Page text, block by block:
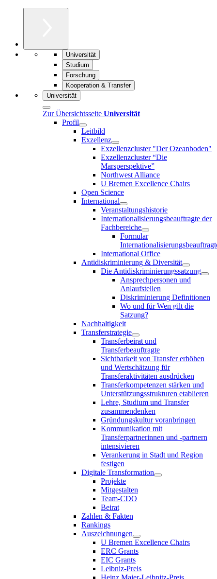
Universität
Studium
Forschung
Kooperation & Transfer
Universität
Zur Übersichtsseite Universität
Profil
Leitbild
Exzellenz
Exzellenzcluster "Der Ozeanboden"
Exzellenzcluster “Die
Marsperspektive”
Northwest Alliance
U Bremen Excellence Chairs
Open Science
International
Veranstaltungshistorie
Internationalisierungsbeauftragte der
Fachbereiche
Formular
International Office
Antidiskriminierung & Diversität
Die Antidiskriminierungssatzung
Ansprechpersonen und
Anlaufstellen
Diskriminierung Definitionen
Wo und für Wen gilt die
Satzung?
Nachhaltigkeit
Transferstrategie
Transferbeirat und
Transferbeauftragte
Sichtbarkeit von Transfer erhöhen
und Wertschätzung für
Transferaktivitäten ausdrücken
Transferkompetenzen stärken und
Unterstützungsstrukturen etablieren
Lehre, Studium und Transfer
zusammendenken
Gründungskultur voranbringen
Kommunikation mit
Transferpartnerinnen und -partnern
intensivieren
Verankerung in Stadt und Region
festigen
Digitale Transformation
Projekte
Mitgestalten
Team-CDO
Beirat
Zahlen & Fakten
Rankings
Auszeichnungen
U Bremen Excellence Chairs
ERC Grants
EIC Grants
Leibniz-Preis
Heinz Maier-Leibnitz-Preis